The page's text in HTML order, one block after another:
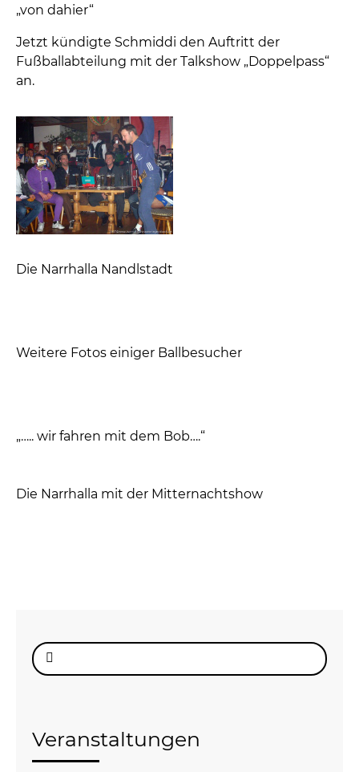
„von dahier“
Jetzt kündigte Schmiddi den Auftritt der
Fußballabteilung mit der Talkshow „Doppelpass“
an.
Die Narrhalla Nandlstadt
Weitere Fotos einiger Ballbesucher
„….. wir fahren mit dem Bob….“
Die Narrhalla mit der Mitternachtshow
Suche
nach:
Veranstaltungen